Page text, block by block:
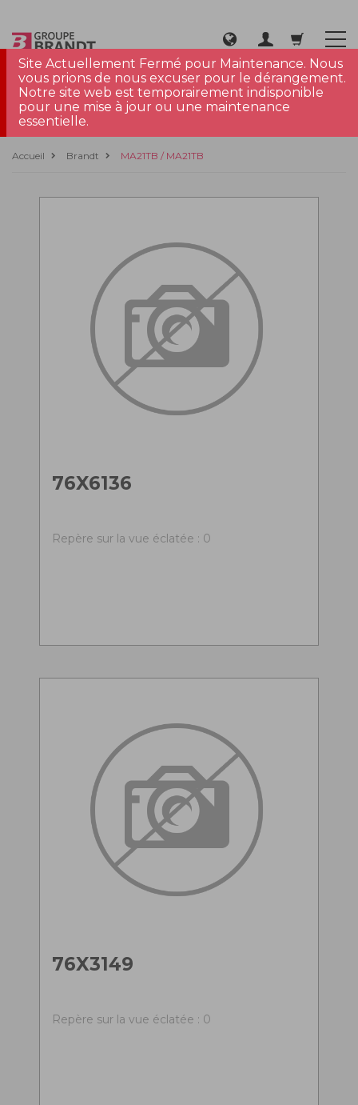
Site Actuellement Fermé pour Maintenance. Nous
vous prions de nous excuser pour le dérangement.
Notre site web est temporairement indisponible
pour une mise à jour ou une maintenance
essentielle.
Accueil Brandt MA21TB / MA21TB
76X6136
Repère sur la vue éclatée : 0
76X3149
Repère sur la vue éclatée : 0